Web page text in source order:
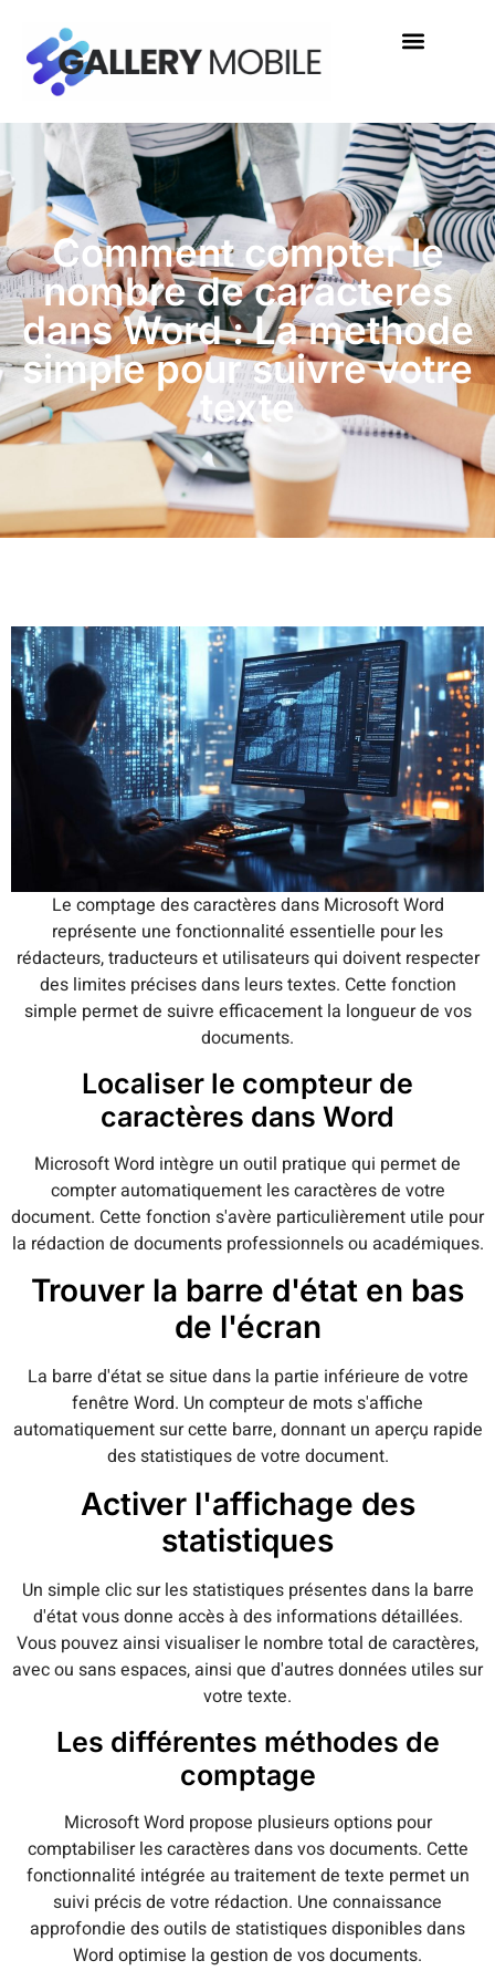
Comment compter le
nombre de caracteres
dans Word : La methode
simple pour suivre votre
texte
Le comptage des caractères dans Microsoft Word
représente une fonctionnalité essentielle pour les
rédacteurs, traducteurs et utilisateurs qui doivent respecter
des limites précises dans leurs textes. Cette fonction
simple permet de suivre efficacement la longueur de vos
documents.
Localiser le compteur de
caractères dans Word
Microsoft Word intègre un outil pratique qui permet de
compter automatiquement les caractères de votre
document. Cette fonction s'avère particulièrement utile pour
la rédaction de documents professionnels ou académiques.
Trouver la barre d'état en bas
de l'écran
La barre d'état se situe dans la partie inférieure de votre
fenêtre Word. Un compteur de mots s'affiche
automatiquement sur cette barre, donnant un aperçu rapide
des statistiques de votre document.
Activer l'affichage des
statistiques
Un simple clic sur les statistiques présentes dans la barre
d'état vous donne accès à des informations détaillées.
Vous pouvez ainsi visualiser le nombre total de caractères,
avec ou sans espaces, ainsi que d'autres données utiles sur
votre texte.
Les différentes méthodes de
comptage
Microsoft Word propose plusieurs options pour
comptabiliser les caractères dans vos documents. Cette
fonctionnalité intégrée au traitement de texte permet un
suivi précis de votre rédaction. Une connaissance
approfondie des outils de statistiques disponibles dans
Word optimise la gestion de vos documents.